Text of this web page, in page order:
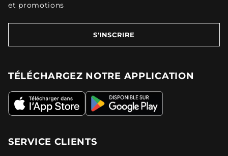
et promotions
S'INSCRIRE
TÉLÉCHARGEZ NOTRE APPLICATION
SERVICE CLIENTS